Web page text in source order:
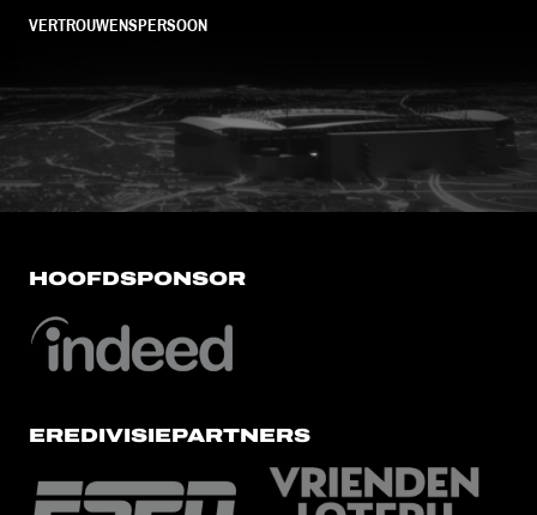
VERTROUWENSPERSOON
FC Utrecht<br>vanuit<br>het
HOOFDSPONSOR
EREDIVISIEPARTNERS